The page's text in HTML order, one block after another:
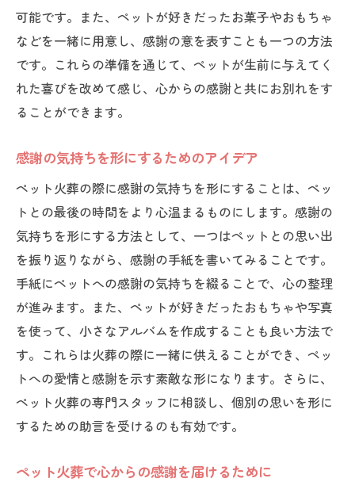
可能です。また、ペットが好きだったお菓子やおもちゃ
などを一緒に用意し、感謝の意を表すことも一つの方法
です。これらの準備を通じて、ペットが生前に与えてく
れた喜びを改めて感じ、心からの感謝と共にお別れをす
ることができます。
感謝の気持ちを形にするためのアイデア
ペット火葬の際に感謝の気持ちを形にすることは、ペッ
トとの最後の時間をより心温まるものにします。感謝の
気持ちを形にする方法として、一つはペットとの思い出
を振り返りながら、感謝の手紙を書いてみることです。
手紙にペットへの感謝の気持ちを綴ることで、心の整理
が進みます。また、ペットが好きだったおもちゃや写真
を使って、小さなアルバムを作成することも良い方法で
す。これらは火葬の際に一緒に供えることができ、ペッ
トへの愛情と感謝を示す素敵な形になります。さらに、
ペット火葬の専門スタッフに相談し、個別の思いを形に
するための助言を受けるのも有効です。
ペット火葬で心からの感謝を届けるために